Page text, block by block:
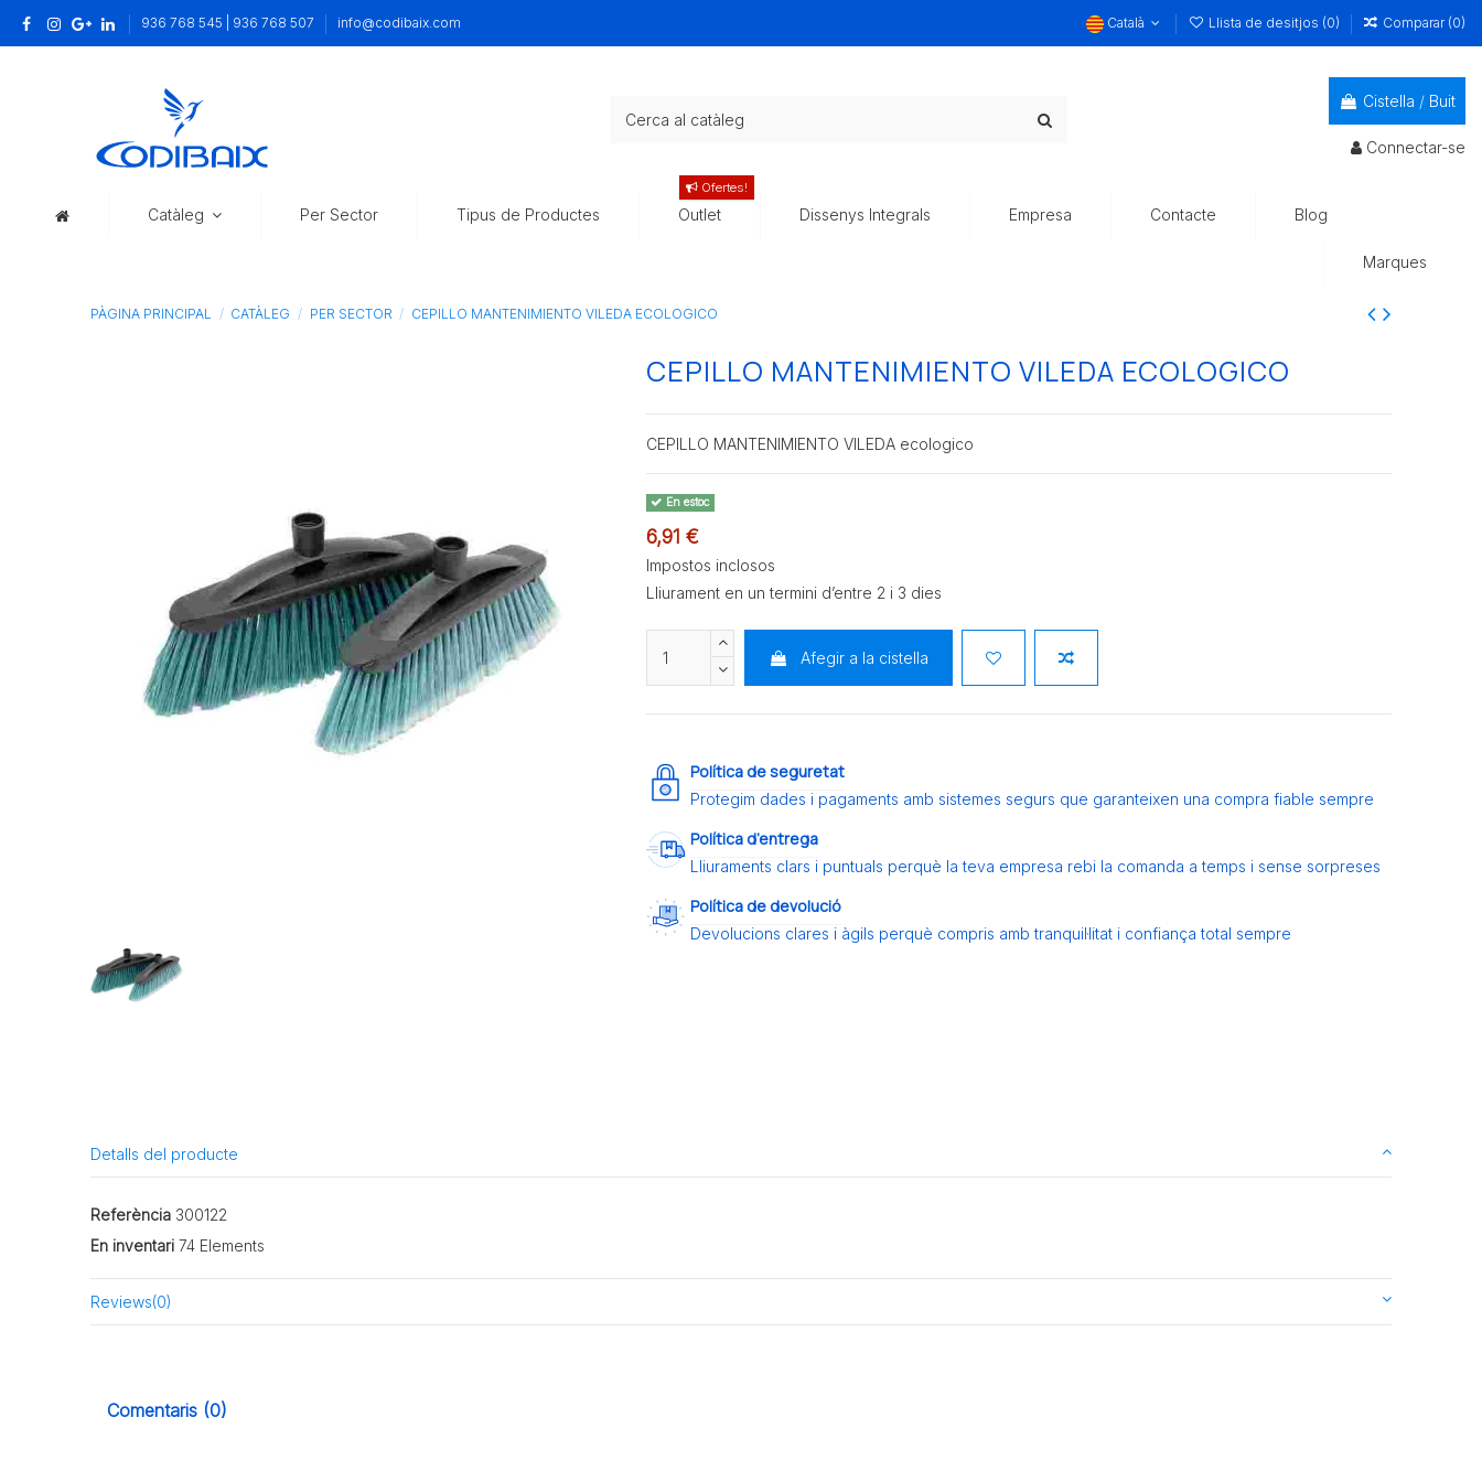
936 768 545 | 936 768 507 info@codibaix.com Català Llista de desitjos (0) Comparar (0)
Cistella / Buit
Connectar-se
Catàleg Per Sector Tipus de Productes Outlet
Ofertes!
Dissenys Integrals Empresa Contacte Blog
Marques
PÀGINA PRINCIPAL CATÀLEG PER SECTOR CEPILLO MANTENIMIENTO VILEDA ECOLOGICO
CEPILLO MANTENIMIENTO VILEDA ECOLOGICO
CEPILLO MANTENIMIENTO VILEDA ecologico
En estoc
6,91 €
Impostos inclosos
Lliurament en un termini d’entre 2 i 3 dies
Afegir a la cistella
Política de seguretat
Protegim dades i pagaments amb sistemes segurs que garanteixen una compra fiable sempre
Política d’entrega
Lliuraments clars i puntuals perquè la teva empresa rebi la comanda a temps i sense sorpreses
Política de devolució
Devolucions clares i àgils perquè compris amb tranquil·litat i confiança total sempre
Detalls del producte
Referència 300122
En inventari 74 Elements
Reviews(0)
Comentaris (0)